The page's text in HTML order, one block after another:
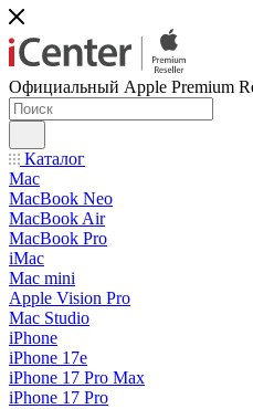
Официальный Apple Premium
Каталог
Mac
MacBook Neo
MacBook Air
MacBook Pro
iMac
Mac mini
Apple Vision Pro
Mac Studio
iPhone
iPhone 17e
iPhone 17 Pro Max
iPhone 17 Pro